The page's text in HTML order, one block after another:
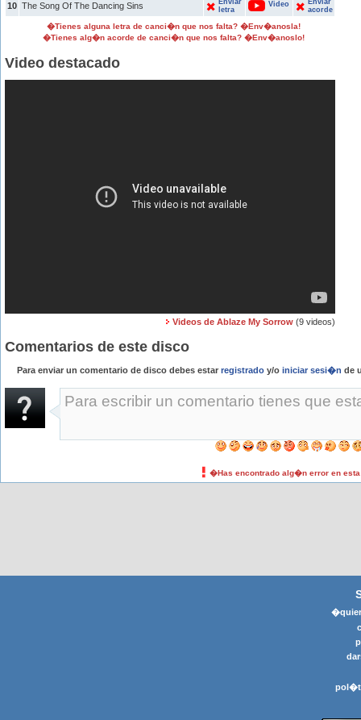
10 The Song Of The Dancing Sins
Enviar
letra
Video
Enviar
acorde
�Tienes alguna letra de canci�n que nos falta? �Env�anosla!
�Tienes alg�n acorde de canci�n que nos falta? �Env�anoslo!
Video destacado
Videos de Ablaze My Sorrow (9 videos)
Comentarios de este disco
Para enviar un comentario de disco debes estar registrado y/o iniciar sesi�n de
�Has encontrado alg�n error en